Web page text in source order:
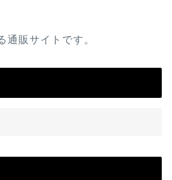
通販サイトです。